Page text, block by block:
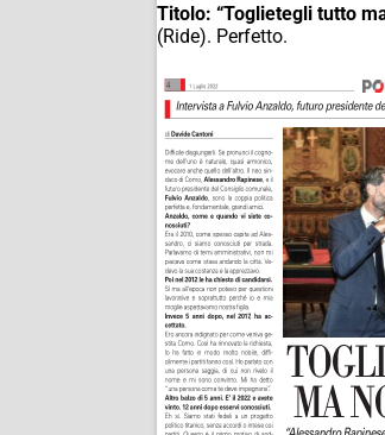
Titolo: “Toglietegli tutto
(Ride). Perfetto.